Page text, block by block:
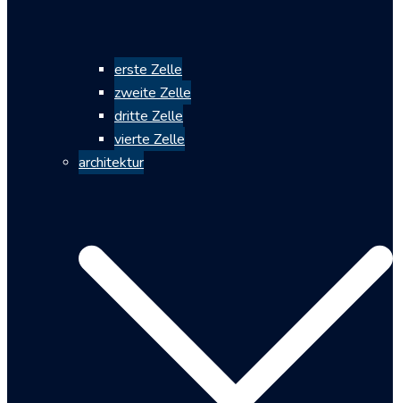
erste Zelle
zweite Zelle
dritte Zelle
vierte Zelle
architektur